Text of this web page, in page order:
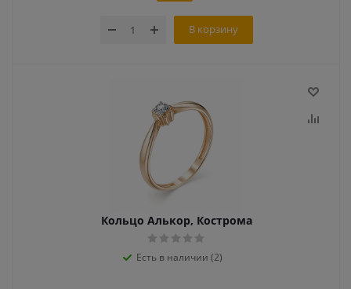
В корзину
Кольцо Алькор, Кострома
Есть в наличии (2)